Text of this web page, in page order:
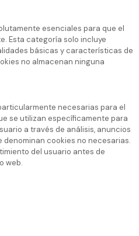
esenciales para que el
Esta categoría solo incluye
básicas y características de
no almacenan ninguna
necesarias para el
se utilizan específicamente para
a través de análisis, anuncios
cookies no necesarias.
del usuario antes de
web.